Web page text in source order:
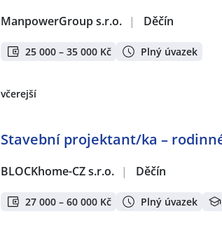
ManpowerGroup s.r.o. | Děčín
25 000 – 35 000 Kč Plný úvazek
včerejší
Stavební projektant/ka –
BLOCKhome-CZ s.r.o. | Děčín
27 000 – 60 000 Kč Plný úvazek